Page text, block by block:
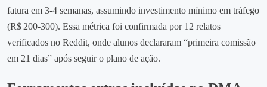
fatura em 3‑4 semanas, assumindo investimento mínimo em tráfego
(R$ 200‑300). Essa métrica foi confirmada por 12 relatos
verificados no Reddit, onde alunos declararam “primeira comissão
em 21 dias” após seguir o plano de ação.